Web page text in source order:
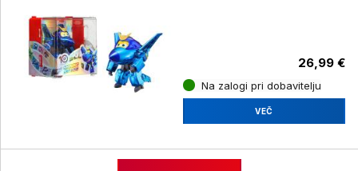
26,99 €
Na zalogi pri dobavitelju
VEČ